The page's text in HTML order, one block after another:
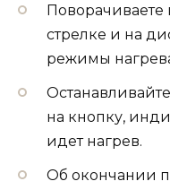
Поворачиваете
стрелке и на
режимы
на кнопку,
идет нагрев.
Об окончании